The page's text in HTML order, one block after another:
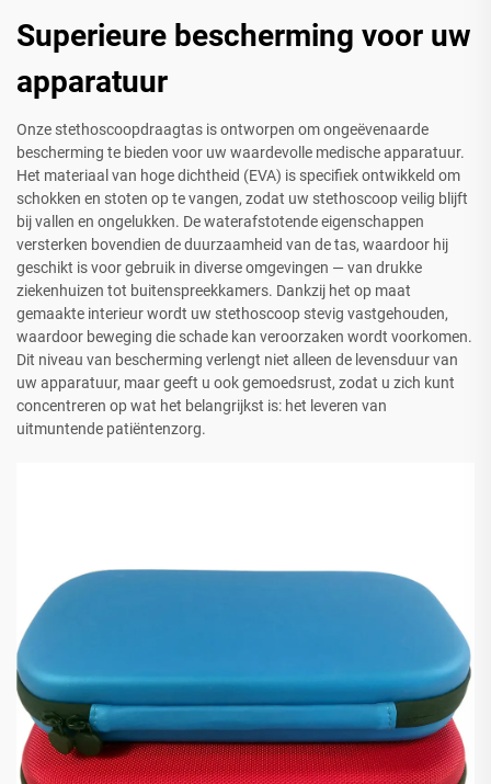
Superieure bescherming voor uw
apparatuur
Onze stethoscoopdraagtas is ontworpen om ongeëvenaarde
bescherming te bieden voor uw waardevolle medische apparatuur.
Het materiaal van hoge dichtheid (EVA) is specifiek ontwikkeld om
schokken en stoten op te vangen, zodat uw stethoscoop veilig blijft
bij vallen en ongelukken. De waterafstotende eigenschappen
versterken bovendien de duurzaamheid van de tas, waardoor hij
geschikt is voor gebruik in diverse omgevingen — van drukke
ziekenhuizen tot buitenspreekkamers. Dankzij het op maat
gemaakte interieur wordt uw stethoscoop stevig vastgehouden,
waardoor beweging die schade kan veroorzaken wordt voorkomen.
Dit niveau van bescherming verlengt niet alleen de levensduur van
uw apparatuur, maar geeft u ook gemoedsrust, zodat u zich kunt
concentreren op wat het belangrijkst is: het leveren van
uitmuntende patiëntenzorg.